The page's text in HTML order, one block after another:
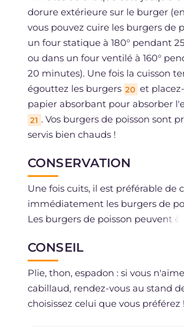
dorure extérieure sur le burger
vous pouvez cuire les burgers de
un four statique à 180° pendant
ou dans un four ventilé à 160°
20 minutes). Une fois la cuisson
égouttez les burgers 20 et
papier absorbant pour absorber
21 . Vos burgers de poisson sont
servis bien chauds !
CONSERVATION
Une fois cuits, il est préférable de
immédiatement les burgers de
Les burgers de poisson peuvent
du poisson frais.
CONSEIL
Plie, thon, espadon : si vous
cabillaud, rendez-vous au stand
choisissez celui que vous préférez !